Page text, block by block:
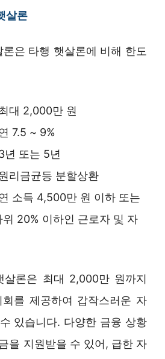
살론
은 타행 햇살론에 비해 한도
대 2,000만 원
7.5 ~ 9%
년 또는 5년
리금균등 분할상환
소득 4,500만 원 이하 또는
위 20% 이하인 근로자 및 자
살론은 최대 2,000만 원까지
를 제공하여 갑작스러운 자
있습니다. 다양한 금융 상황
을 지원받을 수 있어, 급한 자